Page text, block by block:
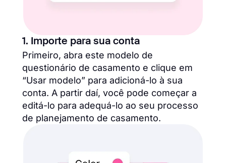
1. Importe para sua conta
Primeiro, abra este modelo de
questionário de casamento e clique em
“Usar modelo” para adicioná-lo à sua
conta. A partir daí, você pode começar a
editá-lo para adequá-lo ao seu processo
de planejamento de casamento.